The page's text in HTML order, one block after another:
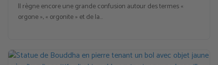
Il règne encore une grande confusion autour des termes «
orgone », « orgonite » et de la…